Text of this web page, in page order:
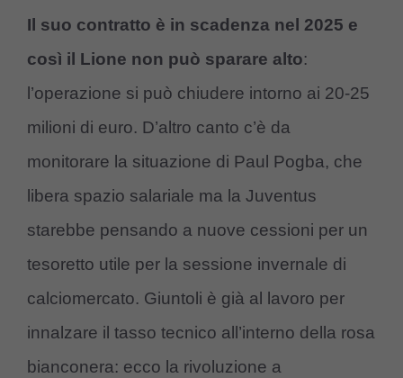
Il suo contratto è in scadenza nel 2025 e
così il Lione non può sparare alto:
l’operazione si può chiudere intorno ai 20-25
milioni di euro. D’altro canto c’è da
monitorare la situazione di Paul Pogba, che
libera spazio salariale ma la Juventus
starebbe pensando a nuove cessioni per un
tesoretto utile per la sessione invernale di
calciomercato. Giuntoli è già al lavoro per
innalzare il tasso tecnico all’interno della rosa
bianconera: ecco la rivoluzione a